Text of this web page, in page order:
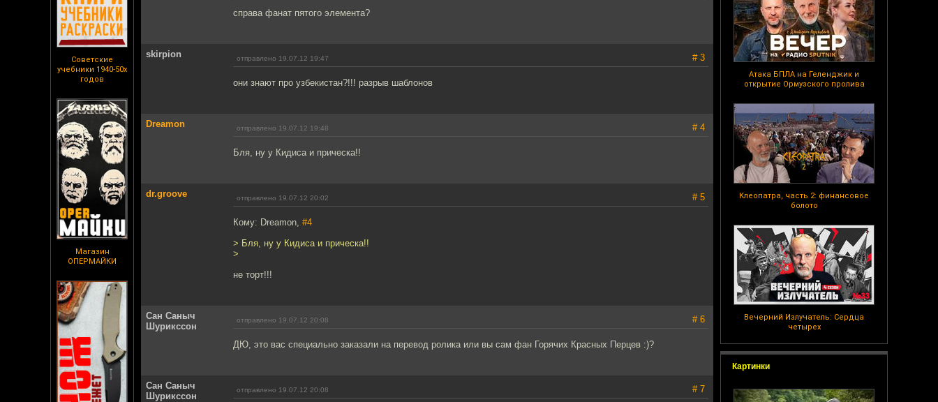
Советские
учебники 1940-50х
годов
Магазин
ОПЕРМАЙКИ
Атака БПЛА на Геленджик и
открытие Ормузского пролива
Клеопатра, часть 2: финансовое
болото
Вечерний Излучатель: Сердца
четырех
Картинки
справа фанат пятого элемента?
skirpion отправлено 19.07.12 19:47 # 3
они знают про узбекистан?!!! разрыв шаблонов
Dreamon отправлено 19.07.12 19:48 # 4
Бля, ну у Кидиса и прическа!!
dr.groove отправлено 19.07.12 20:02 # 5
Кому: Dreamon, #4
> Бля, ну у Кидиса и прическа!!
>
не торт!!!
Сан Саныч
Шурикссон
отправлено 19.07.12 20:08 # 6
ДЮ, это вас специально заказали на перевод ролика или вы сам фан Горячих Красных Перцев :)?
Сан Саныч
Шурикссон
отправлено 19.07.12 20:08 # 7